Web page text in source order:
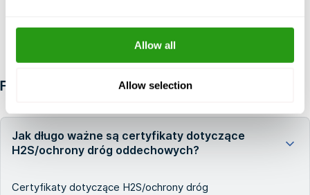
Allow all
Allow selection
FAQ
Jak długo ważne są certyfikaty dotyczące
H2S/ochrony dróg oddechowych?
Certyfikaty dotyczące H2S/ochrony dróg